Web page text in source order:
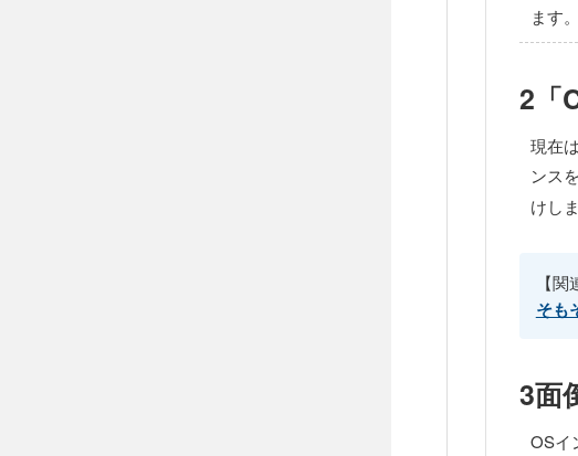
ます。
2「
現在
ンス
けし
【関
そも
3面
OSイ